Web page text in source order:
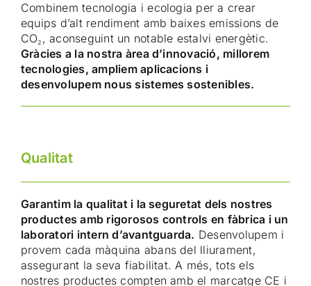
Combinem tecnologia i ecologia per a crear
equips d’alt rendiment amb baixes emissions de
CO₂, aconseguint un notable estalvi energètic.
Gràcies a la nostra àrea d’innovació, millorem
tecnologies, ampliem aplicacions i
desenvolupem nous sistemes sostenibles.
Qualitat
Garantim la qualitat i la seguretat dels nostres
productes amb rigorosos controls en fàbrica i un
laboratori intern d’avantguarda. Desenvolupem i
provem cada màquina abans del lliurament,
assegurant la seva fiabilitat. A més, tots els
nostres productes compten amb el marcatge CE i